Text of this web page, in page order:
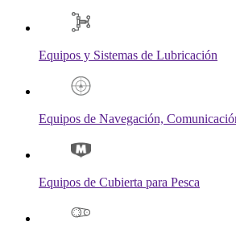
Equipos y Sistemas de Lubricación
Equipos de Navegación,
Equipos de Cubierta para Pesca